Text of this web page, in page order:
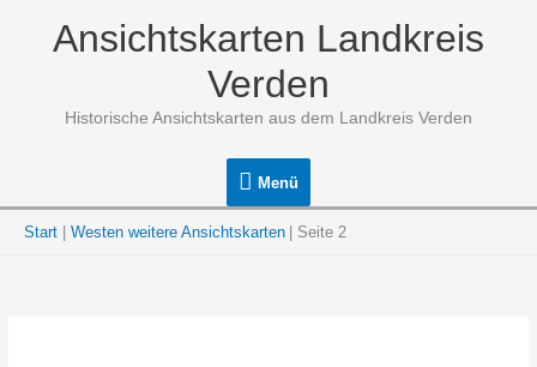
Ansichtskarten Landkreis
Verden
Historische Ansichtskarten aus dem Landkreis Verden
Menü
Menü
Start Westen weitere Ansichtskarten Seite 2